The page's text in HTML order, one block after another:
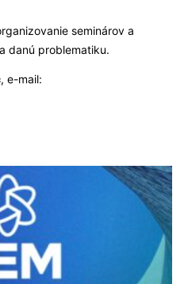
seminárov a
danú problematiku.
, e-mail: